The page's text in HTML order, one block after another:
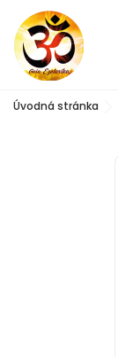
Úvodná stránka